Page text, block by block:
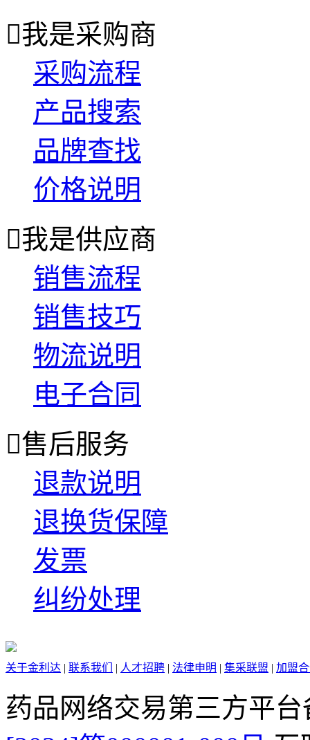
我是采购商
采购流程
产品搜索
品牌查找
价格说明
我是供应商
销售流程
销售技巧
物流说明
电子合同
售后服务
退款说明
退换货保障
发票
纠纷处理
关于金利达 | 联系我们 | 人才招聘 | 法律申明 | 集采联盟 | 加盟
药品网络交易第三方平